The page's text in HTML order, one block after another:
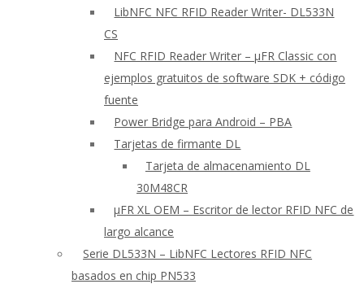
LibNFC NFC RFID Reader Writer- DL533N
CS
NFC RFID Reader Writer – μFR Classic con
ejemplos gratuitos de software SDK + código
fuente
Power Bridge para Android – PBA
Tarjetas de firmante DL
Tarjeta de almacenamiento DL
30M48CR
μFR XL OEM – Escritor de lector RFID NFC de
largo alcance
Serie DL533N – LibNFC Lectores RFID NFC
basados en chip PN533